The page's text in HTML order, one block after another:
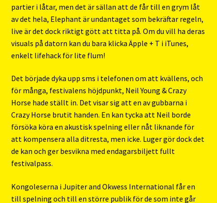
partier i låtar, men det är sällan att de får till en grym låt
av det hela, Elephant är undantaget som bekräftar regeln,
live är det dock riktigt gött att titta på. Om du vill ha deras
visuals på datorn kan du bara klicka Äpple + T i iTunes,
enkelt lifehack för lite flum!
Det började dyka upp sms i telefonen om att kvällens, och
för många, festivalens höjdpunkt, Neil Young & Crazy
Horse hade ställt in. Det visar sig att en av gubbarna i
Crazy Horse brutit handen. En kan tycka att Neil borde
försöka köra en akustisk spelning eller nåt liknande för
att kompensera alla ditresta, men icke. Luger gör dock det
de kan och ger besvikna med endagarsbiljett fullt
festivalpass.
Kongoleserna i Jupiter and Okwess International får en
till spelning och till en större publik för de som inte går